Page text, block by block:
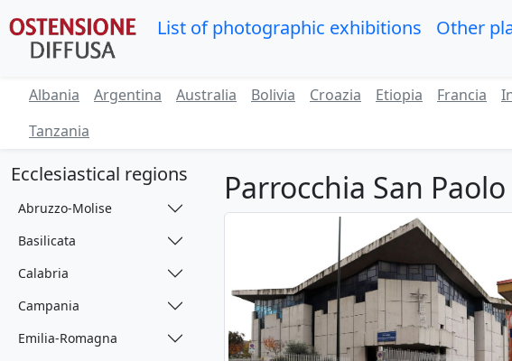
List of photographic exhibitions Other
Albania Argentina Australia Bolivia Croazia Etiopia Francia
Tanzania
Ecclesiastical regions
Abruzzo-Molise
Basilicata
Calabria
Campania
Emilia-Romagna
Parrocchia San